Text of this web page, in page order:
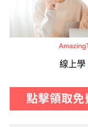
線上學